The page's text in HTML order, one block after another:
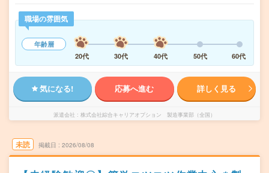
職場の雰囲気
年齢層
20代
30代 40代 50代 60代
気になる! 応募へ進む 詳しく見る
派遣会社 株式会社綜合キャリアオプション 製造事業部（全国）
未読 掲載日 2026/08/08